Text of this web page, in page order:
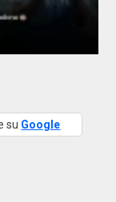
su Google